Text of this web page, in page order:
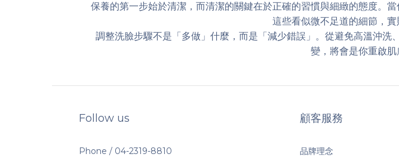
保養的第一步始於清潔，而清潔的關鍵在於正確的習慣與細緻的態度。
這些看似微不足道的細節，實
調整洗臉步驟不是「多做」什麼，而是「減少錯誤」。從避免高溫沖
變，將會是你重啟肌
Follow us
Phone / 04-2319-8810
顧客服務
品牌理念